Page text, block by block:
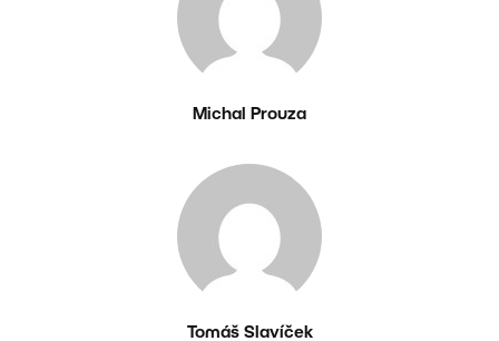
Michal Prouza
Tomáš Slavíček